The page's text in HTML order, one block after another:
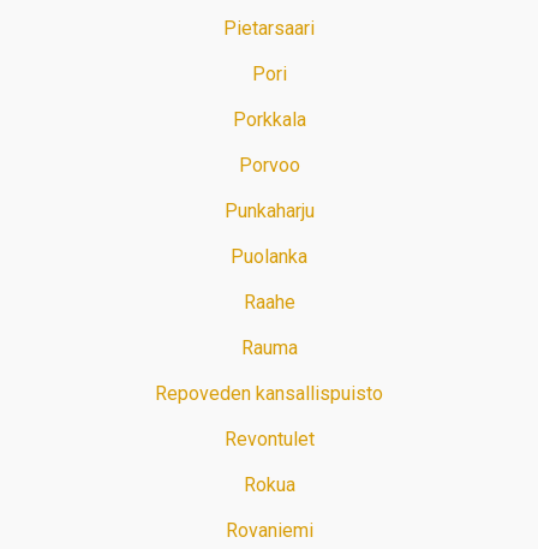
Pietarsaari
Pori
Porkkala
Porvoo
Punkaharju
Puolanka
Raahe
Rauma
Repoveden kansallispuisto
Revontulet
Rokua
Rovaniemi